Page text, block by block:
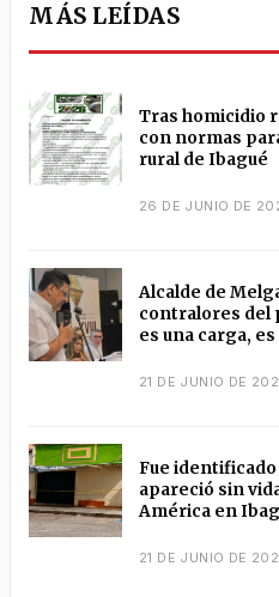
MÁS LEÍDAS
Tras homicidio
con normas
rural de Ibagué
26 DE JUNIO DE
Alcalde de
contralores del
es una carga, es
21 DE JUNIO DE
Fue identificado
apareció sin
América en
21 DE JUNIO DE